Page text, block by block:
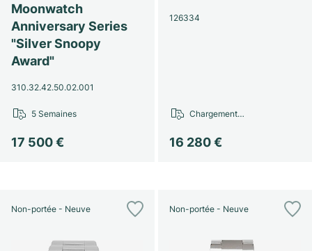
Moonwatch
Anniversary Series
"Silver Snoopy
Award"
310.32.42.50.02.001
17 500 €
5 Semaines
126334
16 280 €
Chargement…
Non-portée - Neuve Non-portée - Neuve